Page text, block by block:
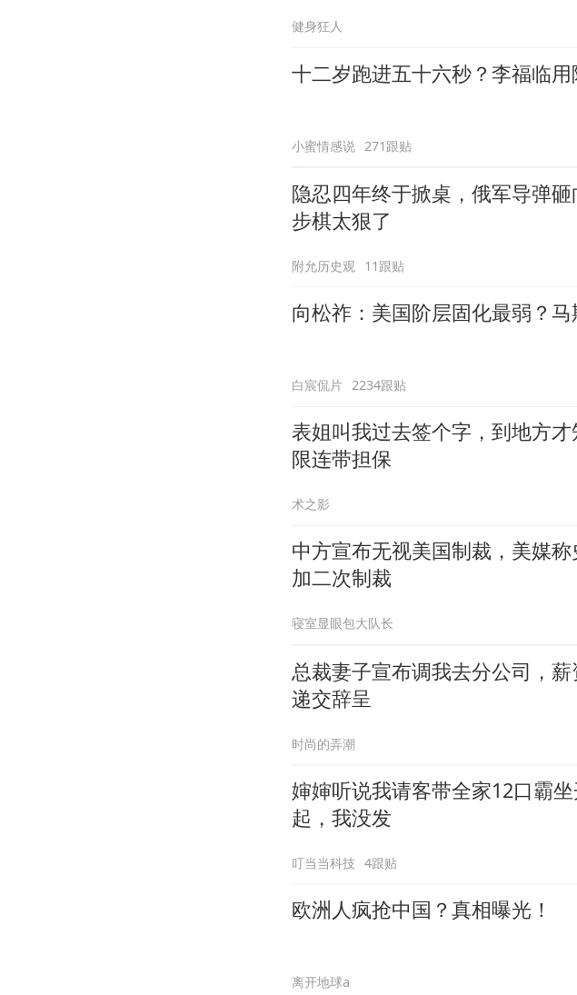
健身狂人
十二岁跑进五十六秒？李福临用
小蜜情感说 271跟贴
隐忍四年终于掀桌，俄军导弹
步棋太狠了
附允历史观 11跟贴
向松祚：美国阶层固化最弱？马
白宸侃片 2234跟贴
表姐叫我过去签个字，到地方
限连带担保
术之影
中方宣布无视美国制裁，美媒
加二次制裁
寝室显眼包大队长
总裁妻子宣布调我去分公司，
递交辞呈
时尚的弄潮
婶婶听说我请客带全家12口霸
起，我没发
叮当当科技 4跟贴
欧洲人疯抢中国？真相曝光！
离开地球a